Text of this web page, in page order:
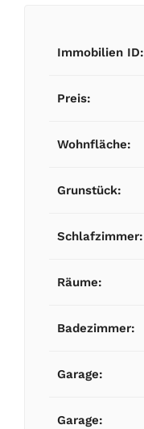
Immobilien ID:
Preis:
Wohnfläche:
Grunstück:
Schlafzimmer:
Räume:
Badezimmer:
Garage:
Garage: